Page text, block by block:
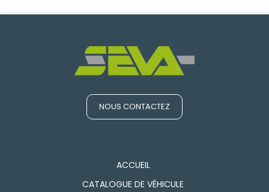
NOUS CONTACTEZ
ACCUEIL
CATALOGUE DE VÉHICULE